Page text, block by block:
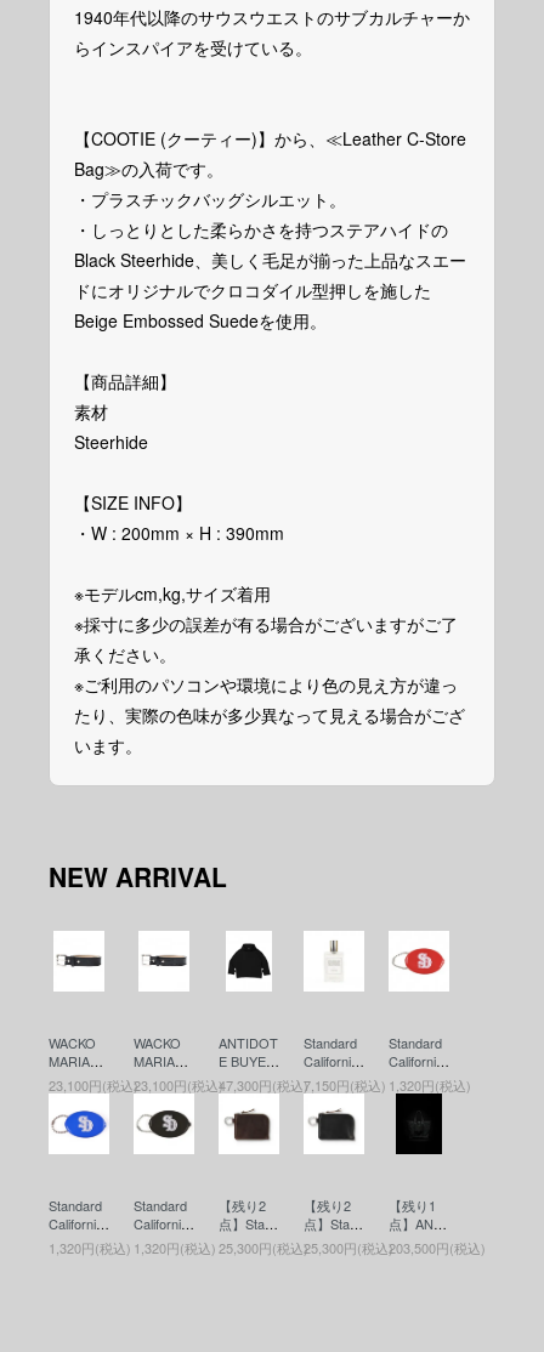
1940年代以降のサウスウエストのサブカルチャーか
らインスパイアを受けている。
【COOTIE (クーティー)】から、≪Leather C-Store
Bag≫の入荷です。
・プラスチックバッグシルエット。
・しっとりとした柔らかさを持つステアハイドの
Black Steerhide、美しく毛足が揃った上品なスエー
ドにオリジナルでクロコダイル型押しを施した
Beige Embossed Suedeを使用。
【商品詳細】
素材
Steerhide
【SIZE INFO】
・W : 200mm × H : 390mm
※モデルcm,kg,サイズ着用
※採寸に多少の誤差が有る場合がございますがご了
承ください。
※ご利用のパソコンや環境により色の見え方が違っ
たり、実際の色味が多少異なって見える場合がござ
います。
NEW ARRIVAL
WACKO
MARIA
(ワコマリ
ア) LEAT
HER BEL
T ( TYPE-
2 ) (レザ
23,100円(税込)
WACKO
MARIA
(ワコマリ
ア) LEAT
HER BEL
T ( TYPE-
1 ) (レザ
23,100円(税込)
ANTIDOT
E BUYER
S CLUB
(アンチド
ートバイ
ヤーズク
ラブ) ASI
versized
Cutoff Par
ka(カット
オフパー
47,300円(税込)
Standard
California
(スタンダ
ードカリ
フォルニ
ア) SD Fr
agrance
7,150円(税込)
Standard
California
(スタンダ
ードカリ
フォルニ
ア) SD Co
in Case
1,320円(税込)
Standard
California
(スタンダ
ードカリ
1,320円(税込)
Standard
California
(スタンダ
ードカリ
1,320円(税込)
【残り2
点】Stand
ard Califor
nia(スタ
25,300円(税込)
【残り2
点】Stand
ard Califor
nia(スタ
25,300円(税込)
【残り1
点】ANTI
DOTE BU
YERS CL
203,500円(税込)